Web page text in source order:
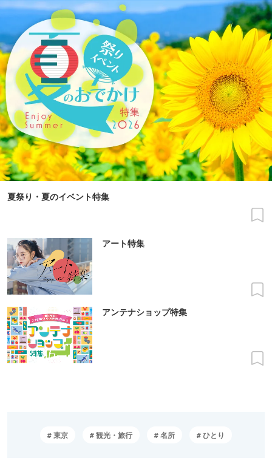
夏祭り・夏のイベント特集
アート特集
アンテナショップ特集
東京 観光・旅行 名所 ひとり